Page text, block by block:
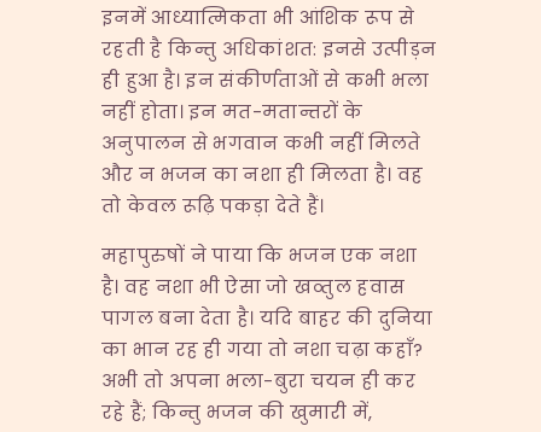
इनमें आध्यात्मिकता भी आंशिक रूप से
रहती है किन्तु अधिकांशत: इनसे उत्पीड़न
ही हुआ है। इन संकीर्णताओं से कभी भला
नहीं होता। इन मत-मतान्तरों के
अनुपालन से भगवान कभी नहीं मिलते
और न भजन का नशा ही मिलता है। वह
तो केवल रूढ़ि पकड़ा देते हैं।
महापुरुषों ने पाया कि भजन एक नशा
है। वह नशा भी ऐसा जो खव्तुल हवास
पागल बना देता है। यदि बाहर की दुनिया
का भान रह ही गया तो नशा चढ़ा कहाँ?
अभी तो अपना भला-बुरा चयन ही कर
रहे हैं; किन्तु भजन की खुमारी में,